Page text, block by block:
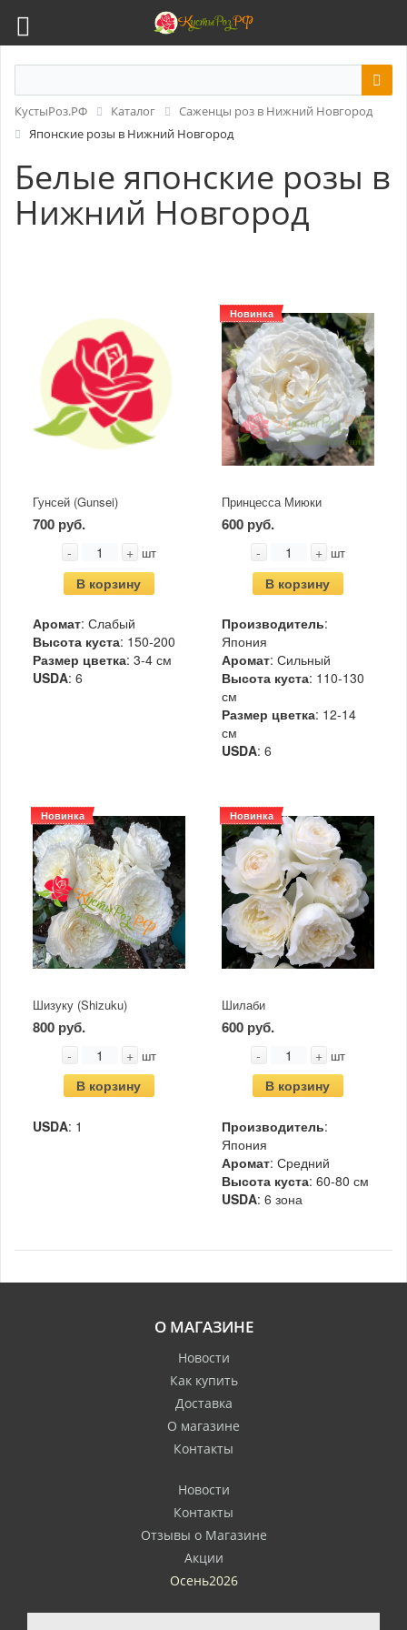
КустыРоз.РФ Каталог
Саженцы роз в Нижний Новгород
Японские розы в Нижний Новгород
Белые японские розы в
Нижний Новгород
Гунсей (Gunsei)
700 руб.
- + шт
В корзину
Аромат: Слабый
Высота куста: 150-200
Размер цветка: 3-4 см
USDA: 6
Новинка
Принцесса Миюки
600 руб.
- + шт
В корзину
Производитель:
Япония
Аромат: Сильный
Высота куста: 110-130
см
Размер цветка: 12-14
см
USDA: 6
Новинка
Шизуку (Shizuku)
800 руб.
- + шт
В корзину
USDA: 1
Новинка
Шилаби
600 руб.
- + шт
В корзину
Производитель:
Япония
Аромат: Средний
Высота куста: 60-80 см
USDA: 6 зона
О МАГАЗИНЕ
Новости
Как купить
Доставка
О магазине
Контакты
Новости
Контакты
Отзывы о Магазине
Акции
Осень2026